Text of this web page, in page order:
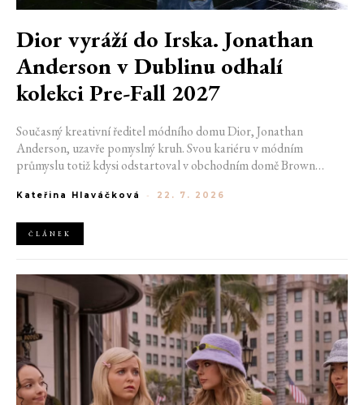
Dior vyráží do Irska. Jonathan
Anderson v Dublinu odhalí
kolekci Pre-Fall 2027
Současný kreativní ředitel módního domu Dior, Jonathan
Anderson, uzavře pomyslný kruh. Svou kariéru v módním
průmyslu totiž kdysi odstartoval v obchodním domě Brown
jedné z největších luxusních značek světa. V prosinci totiž v
Fall 2027.
Kateřina Hlaváčková - 22. 7. 2026
ČLÁNEK